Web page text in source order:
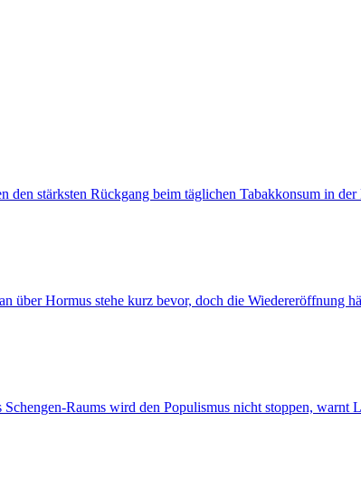
den stärksten Rückgang beim täglichen Tabakkonsum in
über Hormus stehe kurz bevor, doch die Wiedereröffnung
Raums wird den Populismus nicht stoppen, warnt